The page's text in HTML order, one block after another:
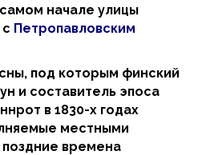
начале улицы
Петропавловским
под которым финский
и составитель эпоса
в 1830-х годах
местными
времена